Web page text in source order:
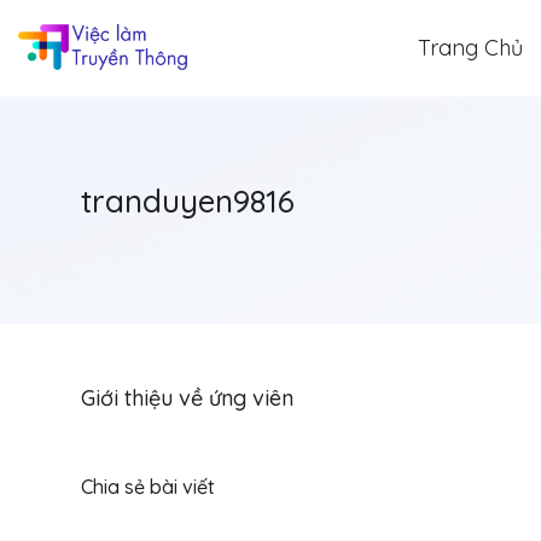
Trang Chủ
tranduyen9816
Giới thiệu về ứng viên
Chia sẻ bài viết